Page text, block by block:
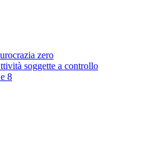
zero
soggette a controllo
8